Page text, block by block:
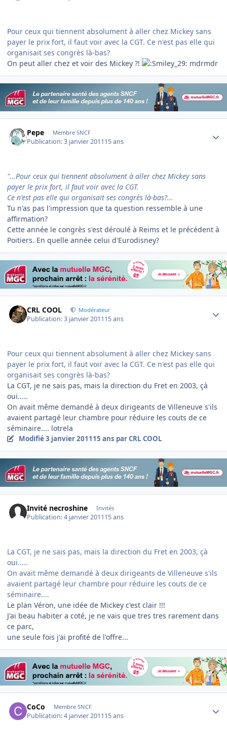
Pour ceux qui tiennent absolument à aller chez Mickey sans
payer le prix fort, il faut voir avec la CGT. Ce n'est pas elle qui
organisait ses congrès là-bas?
On peut aller chez et voir des Mickey ?!
mdrmdr
Pepe Membre SNCF
Publication:3 janvier 201115 ans
"...Pour ceux qui tiennent absolument à aller chez Mickey sans
payer le prix fort, il faut voir avec la CGT.
Ce n'est pas elle qui organisait ses congrès là-bas?...
Tu n'as pas l'impression que ta question ressemble à une
affirmation?
Cette année le congrès s'est déroulé à Reims et le précédent à
Poitiers. En quelle année celui d'Eurodisney?
CRL COOL Modérateur
Publication:3 janvier 201115 ans
Pour ceux qui tiennent absolument à aller chez Mickey sans
payer le prix fort, il faut voir avec la CGT. Ce n'est pas elle qui
organisait ses congrès là-bas?
La CGT, je ne sais pas, mais la direction du Fret en 2003, çà
oui.....
On avait même demandé à deux dirigeants de Villeneuve s'ils
avaient partagé leur chambre pour réduire les couts de ce
séminaire.... lotrela
Modifié3 janvier 201115 ans par CRL COOL
Invité necroshine Invités
Publication:4 janvier 201115 ans
La CGT, je ne sais pas, mais la direction du Fret en 2003, çà
oui.....
On avait même demandé à deux dirigeants de Villeneuve s'ils
avaient partagé leur chambre pour réduire les couts de ce
séminaire....
Le plan Véron, une idée de Mickey c'est clair !!!
J'ai beau habiter a coté, je ne vais que tres tres rarement dans
ce parc,
une seule fois j'ai profité de l'offre...
CoCo Membre SNCF
Publication:4 janvier 201115 ans